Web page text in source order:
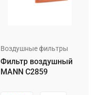
Воздушные фильтры
Фильтр воздушный
MANN C2859